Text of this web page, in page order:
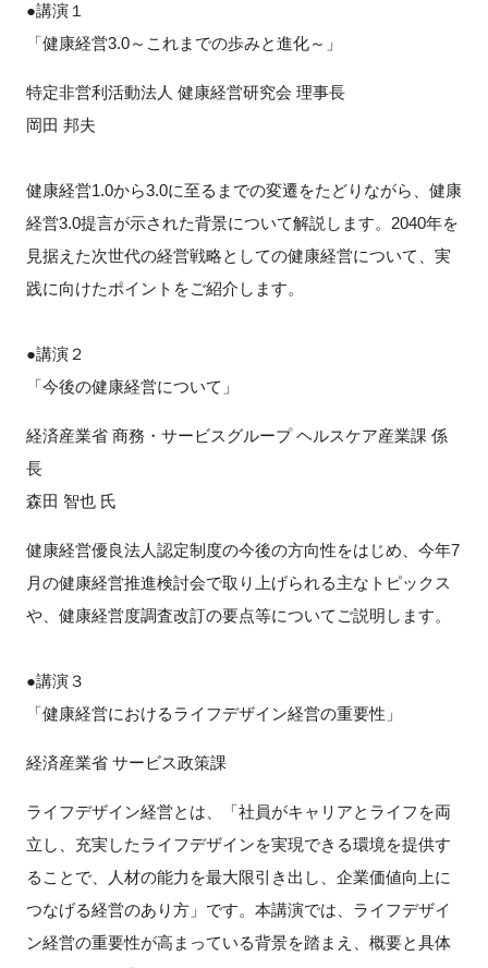
●講演１
「健康経営3.0～これまでの歩みと進化～」
特定非営利活動法人 健康経営研究会 理事長
岡田 邦夫
健康経営1.0から3.0に至るまでの変遷をたどりながら、健康
経営3.0提言が示された背景について解説します。2040年を
見据えた次世代の経営戦略としての健康経営について、実
践に向けたポイントをご紹介します。
●講演２
「今後の健康経営について」
経済産業省 商務・サービスグループ ヘルスケア産業課 係
長
森田 智也 氏
健康経営優良法人認定制度の今後の方向性をはじめ、今年7
月の健康経営推進検討会で取り上げられる主なトピックス
や、健康経営度調査改訂の要点等についてご説明します。
●講演３
「健康経営におけるライフデザイン経営の重要性」
経済産業省 サービス政策課
ライフデザイン経営とは、「社員がキャリアとライフを両
立し、充実したライフデザインを実現できる環境を提供す
ることで、人材の能力を最大限引き出し、企業価値向上に
つなげる経営のあり方」です。本講演では、ライフデザイ
ン経営の重要性が高まっている背景を踏まえ、概要と具体